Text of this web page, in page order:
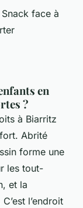
face à
en
?
à Biarritz
Abrité
forme une
les tout-
et la
l’endroit